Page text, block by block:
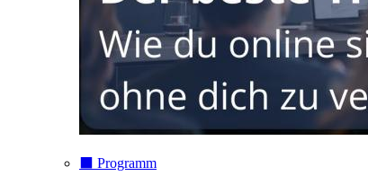
⬛️ Programm